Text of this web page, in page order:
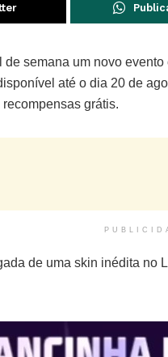
semana um novo
até o dia 20 de
grátis.
de uma skin inédita no